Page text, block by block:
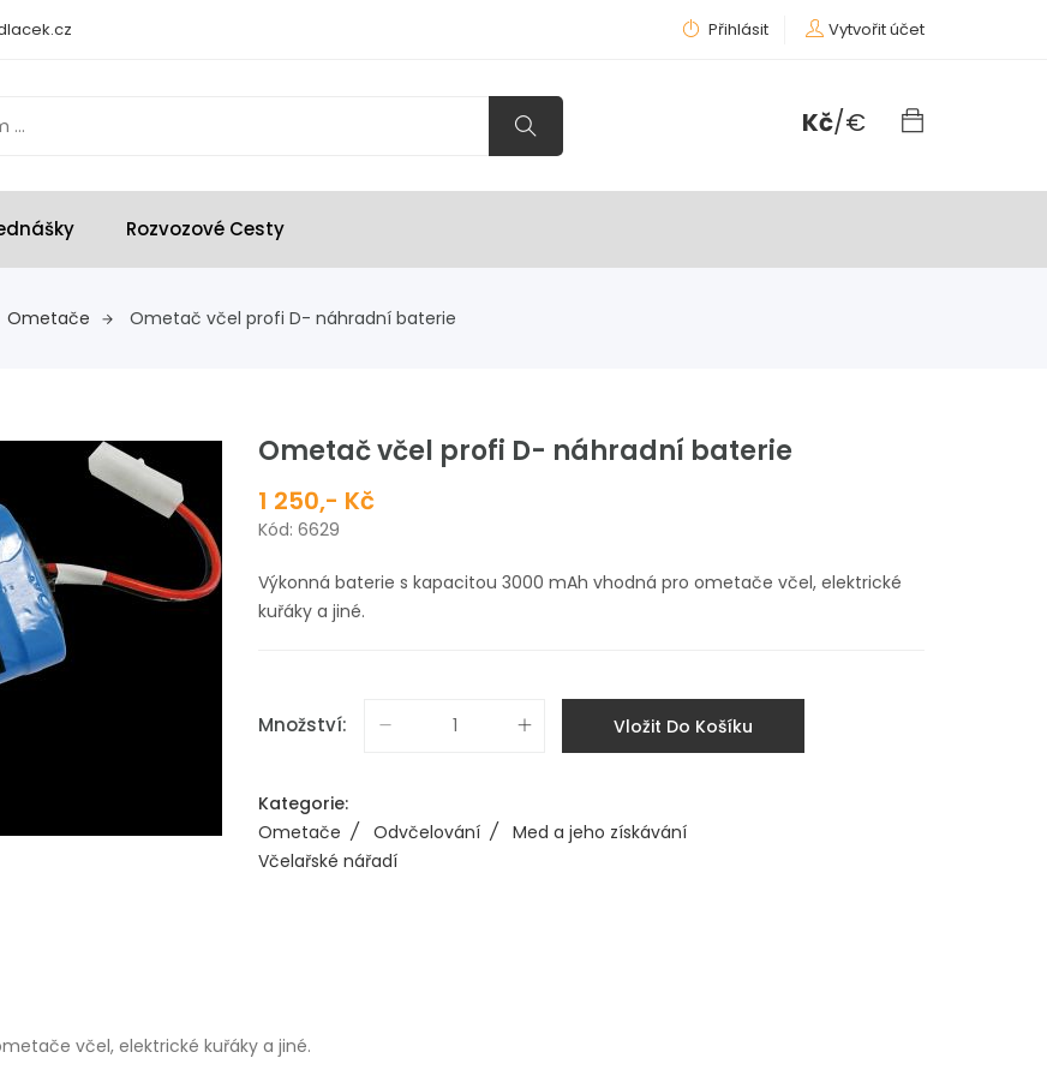
Přihlásit Vytvořit účet
Kč/€
Rozvozové Cesty
Ometače Ometač včel profi D- náhradní baterie
Ometač včel profi D- náhradní baterie
1 250,- Kč
Kód: 6629
Výkonná baterie s kapacitou 3000 mAh vhodná pro ometače včel, elektrické
kuřáky a jiné.
Množství: Vložit Do Košíku
Kategorie:
Ometače / Odvčelování / Med a jeho získávání
Včelařské nářadí
včel, elektrické kuřáky a jiné.